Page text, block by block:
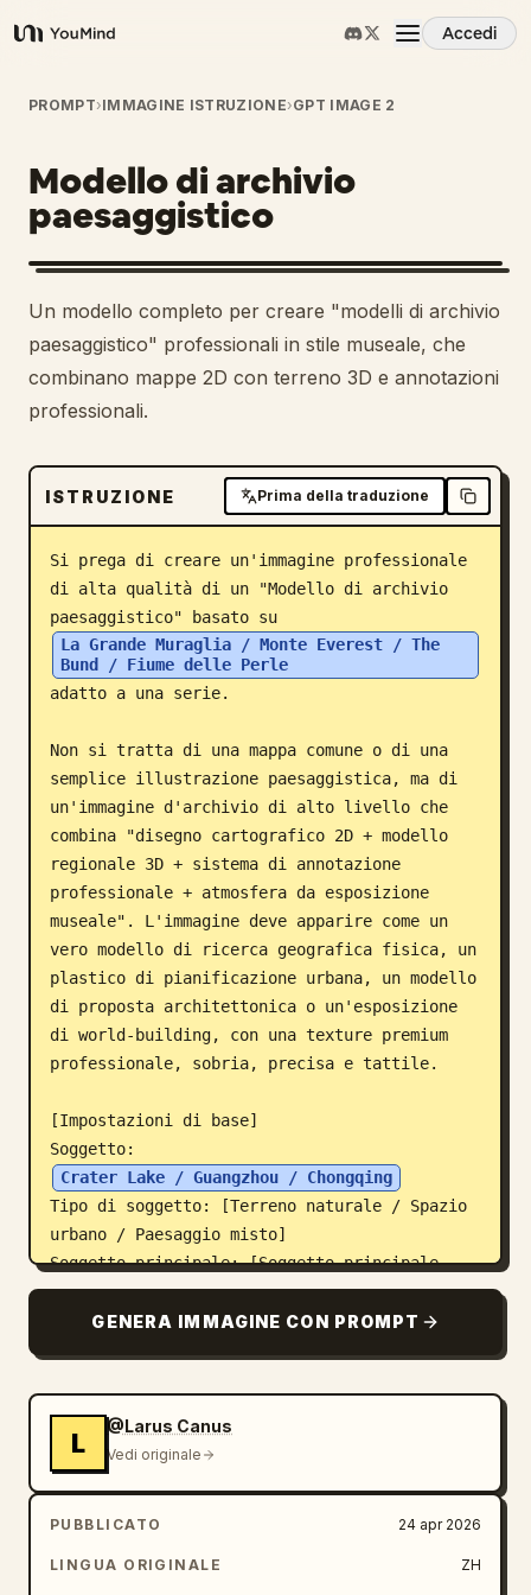
YouMind
Accedi
Panoramica
Casi d'uso
Abilità
Prompt
Prezzi
Scarica
Blog
Aggiornamenti
PROMPT›IMMAGINE ISTRUZIONE›GPT IMAGE 2
Modello di archivio
paesaggistico
Un modello completo per creare "modelli di archivio
paesaggistico" professionali in stile museale, che
combinano mappe 2D con terreno 3D e annotazioni
professionali.
ISTRUZIONE Prima della traduzione
Si prega di creare un'immagine professionale
di alta qualità di un "Modello di archivio
paesaggistico" basato su
La Grande Muraglia / Monte Everest / The
Bund / Fiume delle Perle
adatto a una serie.
Non si tratta di una mappa comune o di una
semplice illustrazione paesaggistica, ma di
un'immagine d'archivio di alto livello che
combina "disegno cartografico 2D + modello
regionale 3D + sistema di annotazione
professionale + atmosfera da esposizione
museale". L'immagine deve apparire come un
vero modello di ricerca geografica fisica, un
plastico di pianificazione urbana, un modello
di proposta architettonica o un'esposizione
di world-building, con una texture premium
professionale, sobria, precisa e tattile.
[Impostazioni di base]
Soggetto:
Crater Lake / Guangzhou / Chongqing
Tipo di soggetto: [Terreno naturale / Spazio
urbano / Paesaggio misto]
Soggetto principale: [Soggetto principale,
es. cratere, canyon, catena montuosa, lago,
CBD, centro storico, gruppo di punti di
es. elevazione del terreno / punti di
riferimento urbani / rete stradale /
idrografia / relazione natura-città /
esposizione della collezione]
stile rilievo geografico, stile modello in
GENERA IMMAGINE CON PROMPT
L
@Larus Canus
Vedi originale
PUBBLICATO 24 apr 2026
LINGUA ORIGINALE ZH